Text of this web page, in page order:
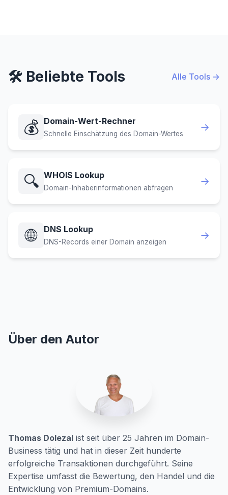
🛠️ Beliebte Tools Alle Tools →
💰 Domain-Wert-Rechner
Schnelle Einschätzung des Domain-Wertes
→
🔍 WHOIS Lookup
Domain-Inhaberinformationen abfragen
→
🌐 DNS Lookup
DNS-Records einer Domain anzeigen
→
Über den Autor
Thomas Dolezal ist seit über 25 Jahren im Domain-
Business tätig und hat in dieser Zeit hunderte
erfolgreiche Transaktionen durchgeführt. Seine
Expertise umfasst die Bewertung, den Handel und die
Entwicklung von Premium-Domains.